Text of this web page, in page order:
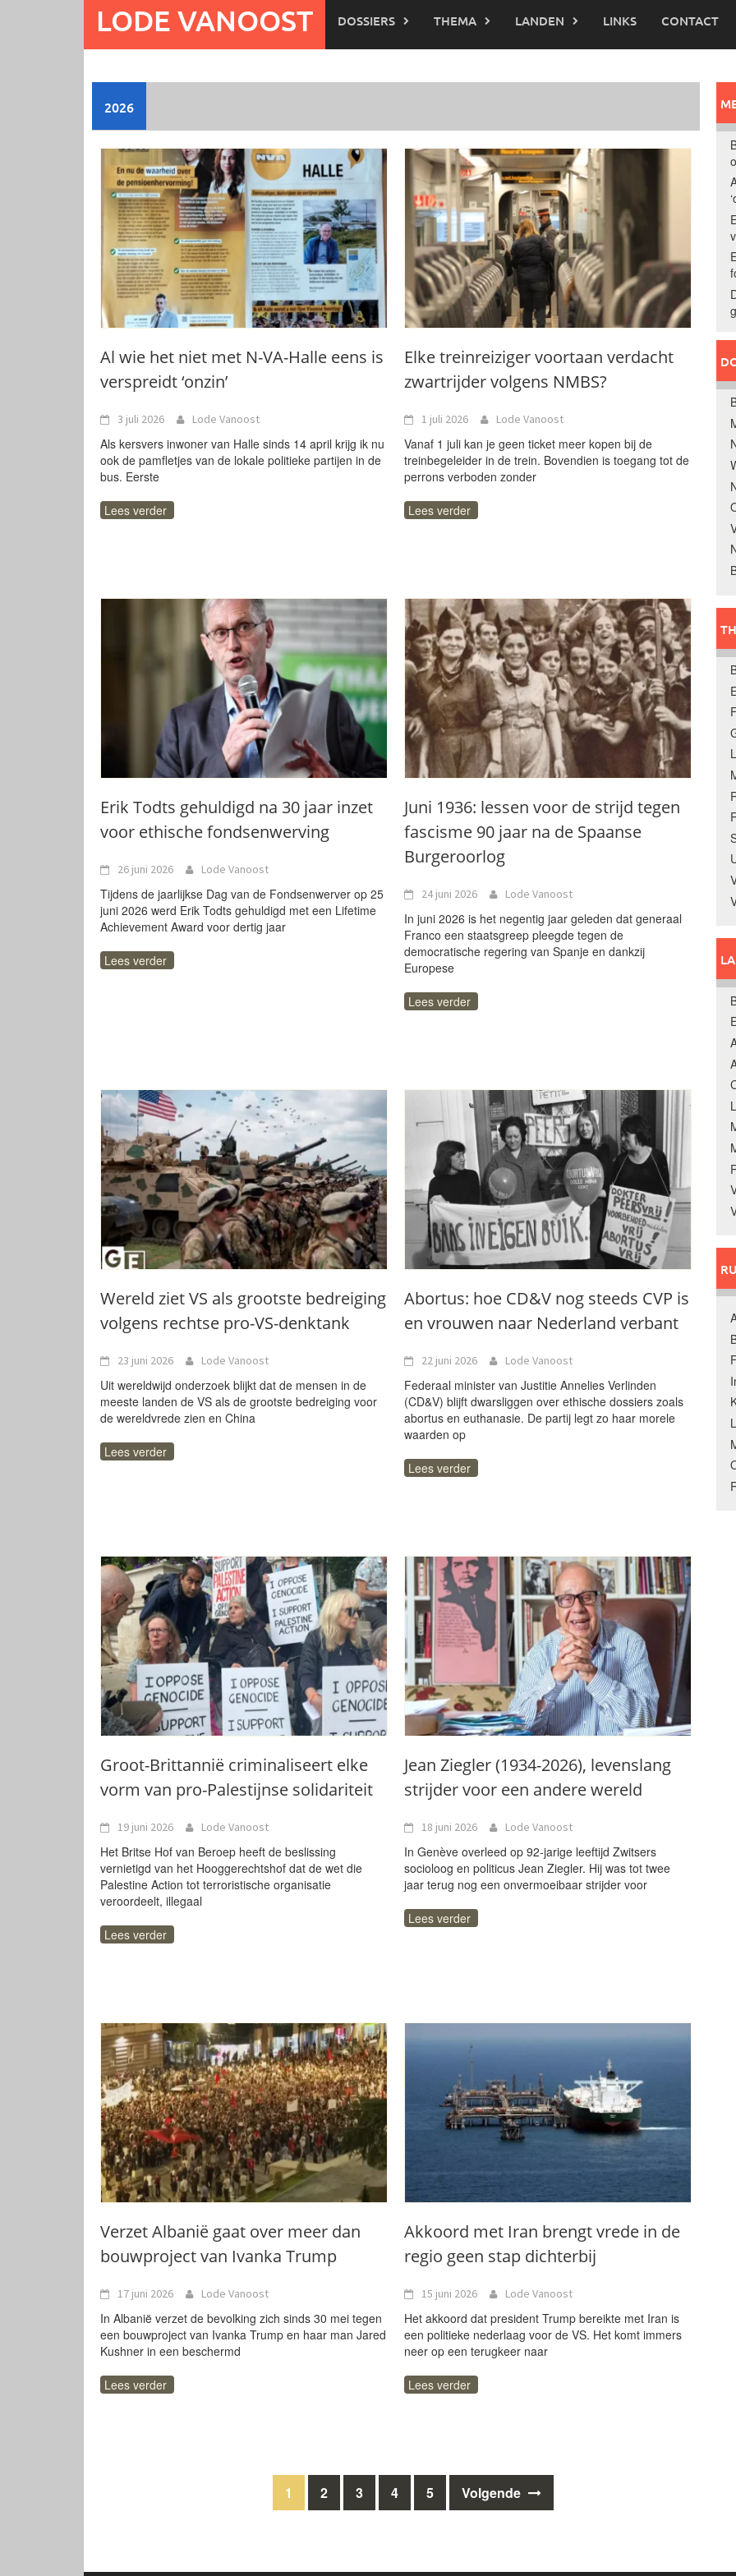
LODE VANOOST DOSSIERS THEMA LANDEN LINKS CONTACT
2026
Al wie het niet met N-VA-Halle eens is
verspreidt ‘onzin’
3 juli 2026 Lode Vanoost
Als kersvers inwoner van Halle sinds 14 april krijg ik nu
ook de pamfletjes van de lokale politieke partijen in de
bus. Eerste
Lees verder
Elke treinreiziger voortaan verdacht
zwartrijder volgens NMBS?
1 juli 2026 Lode Vanoost
Vanaf 1 juli kan je geen ticket meer kopen bij de
treinbegeleider in de trein. Bovendien is toegang tot de
perrons verboden zonder
Lees verder
Erik Todts gehuldigd na 30 jaar inzet
voor ethische fondsenwerving
26 juni 2026 Lode Vanoost
Tijdens de jaarlijkse Dag van de Fondsenwerver op 25
juni 2026 werd Erik Todts gehuldigd met een Lifetime
Achievement Award voor dertig jaar
Lees verder
Juni 1936: lessen voor de strijd tegen
fascisme 90 jaar na de Spaanse
Burgeroorlog
24 juni 2026 Lode Vanoost
In juni 2026 is het negentig jaar geleden dat generaal
Franco een staatsgreep pleegde tegen de
democratische regering van Spanje en dankzij
Europese
Lees verder
Wereld ziet VS als grootste bedreiging
volgens rechtse pro-VS-denktank
23 juni 2026 Lode Vanoost
Uit wereldwijd onderzoek blijkt dat de mensen in de
meeste landen de VS als de grootste bedreiging voor
de wereldvrede zien en China
Lees verder
Abortus: hoe CD&V nog steeds CVP is
en vrouwen naar Nederland verbant
22 juni 2026 Lode Vanoost
Federaal minister van Justitie Annelies Verlinden
(CD&V) blijft dwarsliggen over ethische dossiers zoals
abortus en euthanasie. De partij legt zo haar morele
waarden op
Lees verder
Groot-Brittannië criminaliseert elke
vorm van pro-Palestijnse solidariteit
19 juni 2026 Lode Vanoost
Het Britse Hof van Beroep heeft de beslissing
vernietigd van het Hooggerechtshof dat de wet die
Palestine Action tot terroristische organisatie
veroordeelt, illegaal
Lees verder
Jean Ziegler (1934-2026), levenslang
strijder voor een andere wereld
18 juni 2026 Lode Vanoost
In Genève overleed op 92-jarige leeftijd Zwitsers
socioloog en politicus Jean Ziegler. Hij was tot twee
jaar terug nog een onvermoeibaar strijder voor
Lees verder
Verzet Albanië gaat over meer dan
bouwproject van Ivanka Trump
17 juni 2026 Lode Vanoost
In Albanië verzet de bevolking zich sinds 30 mei tegen
een bouwproject van Ivanka Trump en haar man Jared
Kushner in een beschermd
Lees verder
Akkoord met Iran brengt vrede in de
regio geen stap dichterbij
15 juni 2026 Lode Vanoost
Het akkoord dat president Trump bereikte met Iran is
een politieke nederlaag voor de VS. Het komt immers
neer op een terugkeer naar
Lees verder
1 2 3 4 5 Volgende